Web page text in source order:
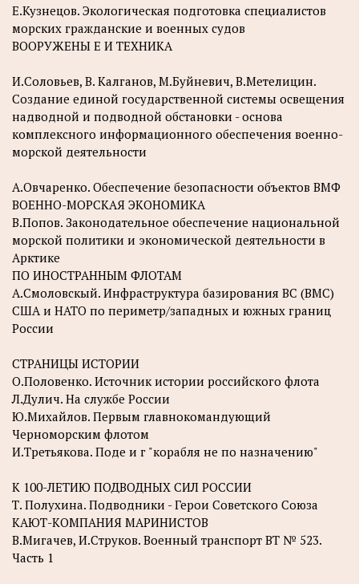
Е.Кузнецов. Экологическая подготовка специалистов
морских гражданские и военных судов
ВООРУЖЕНЫ Е И ТЕХНИКА
И.Соловьев, В. Калганов, М.Буйневич, В.Метелицин.
Создание единой государственной системы освещения
надводной и подводной обстановки - основа
комплексного информационного обеспечения военно-
морской деятельности
А.Овчаренко. Обеспечение безопасности объектов ВМФ
ВОЕННО-МОРСКАЯ ЭКОНОМИКА
В.Попов. Законодательное обеспечение национальной
морской политики и экономической деятельности в
Арктике
ПО ИНОСТРАННЫМ ФЛОТАМ
А.Смоловскый. Инфраструктура базирования ВС (ВМС)
США и НАТО по периметр/западных и южных границ
России
СТРАНИЦЫ ИСТОРИИ
О.Половенко. Источник истории российского флота
Л.Дулич. На службе России
Ю.Михайлов. Первым главнокомандующий
Черноморским флотом
И.Третьякова. Поде и г "корабля не по назначению"
К 100-ЛЕТИЮ ПОДВОДНЫХ СИЛ РОССИИ
Т. Полухина. Подводники - Герои Советского Союза
КАЮТ-КОМПАНИЯ МАРИНИСТОВ
В.Мигачев, И.Струков. Военный транспорт ВТ № 523.
Часть 1